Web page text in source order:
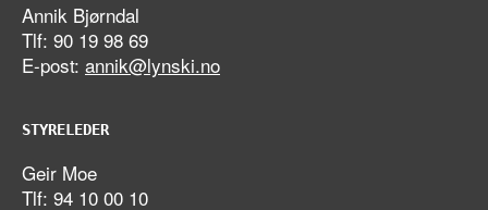
Annik Bjørndal
Tlf: 90 19 98 69
E-post: annik@lynski.no
STYRELEDER
Geir Moe
Tlf: 94 10 00 10